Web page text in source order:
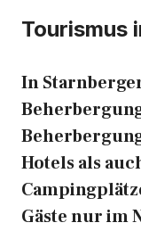
Tourismus
In
Hotels als
Gäste nur im